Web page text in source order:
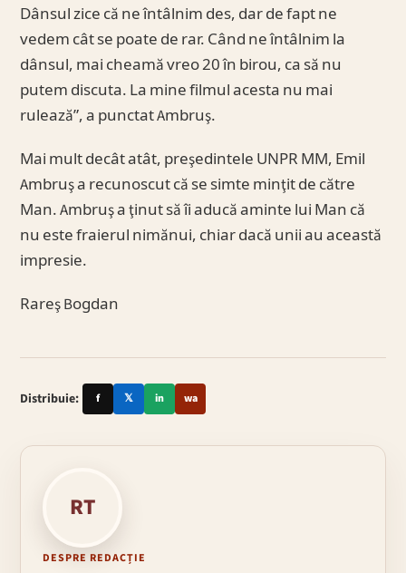
Dânsul zice că ne întâlnim des, dar de fapt ne
vedem cât se poate de rar. Când ne întâlnim la
dânsul, mai cheamă vreo 20 în birou, ca să nu
putem discuta. La mine filmul acesta nu mai
rulează”, a punctat Ambruş.
Mai mult decât atât, preşedintele UNPR MM, Emil
Ambruş a recunoscut că se simte minţit de către
Man. Ambruş a ţinut să îi aducă aminte lui Man că
nu este fraierul nimănui, chiar dacă unii au această
impresie.
Rareş Bogdan
Distribuie: f 𝕏 in wa
RT
DESPRE REDACȚIE